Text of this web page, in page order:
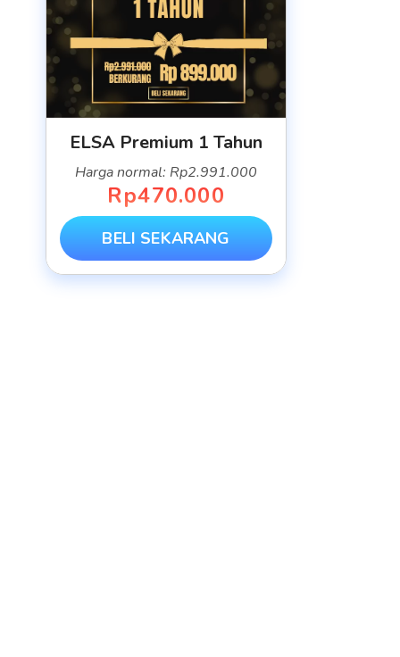
ELSA Premium 1 Tahun
Harga normal: Rp2.991.000
Rp470.000
BELI SEKARANG